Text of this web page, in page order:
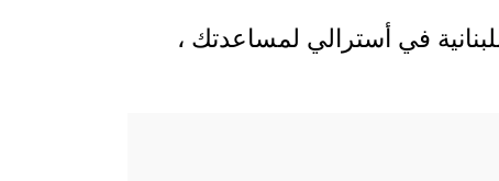
في أسترالي لمساعدتك ،